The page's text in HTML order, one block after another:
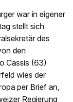
war in eigener
stellt sich
des
den
Cassis (63)
wies der
per Brief an,
Regierung